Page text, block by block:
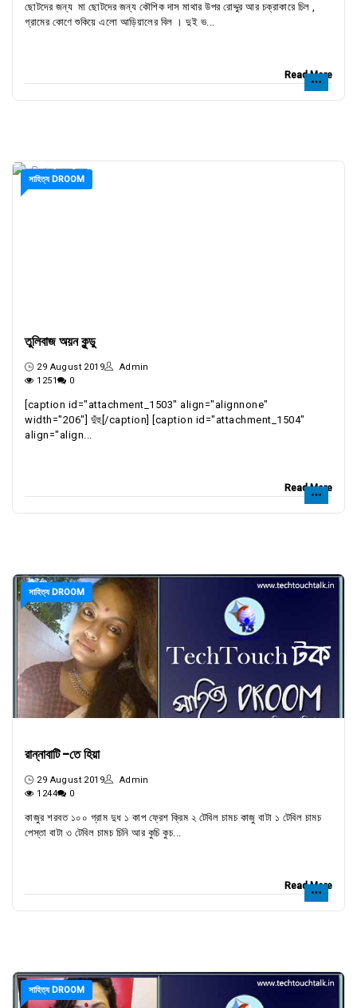
ছোটদের জন্য মা ছোটদের জন্য কৌশিক দাস মাথার উপর রোদ্দুর আর চক্রাকারে চিল ,
গ্রামের কোণে শুকিয়ে এলো আড়িয়ালের বিল । দুই ভ...
Read More
সাহিত্য DROOM
তুলিবাজ অয়ন কুন্ডু
29 August 2019
Admin
1251
0
[caption id="attachment_1503" align="alignnone"
width="206"] দুঁহু[/caption] [caption id="attachment_1504"
align="align...
Read More
সাহিত্য DROOM
রান্নাবাটি -তে হিয়া
29 August 2019
Admin
1244
0
কাজুর শরবত ১০০ গ্রাম দুধ ১ কাপ ফ্রেশ ক্রিম ২ টেবিল চামচ কাজু বাটা ১ টেবিল চামচ
পেস্তা বাটা ৩ টেবিল চামচ চিনি আর কুচি কুচ...
Read More
সাহিত্য DROOM